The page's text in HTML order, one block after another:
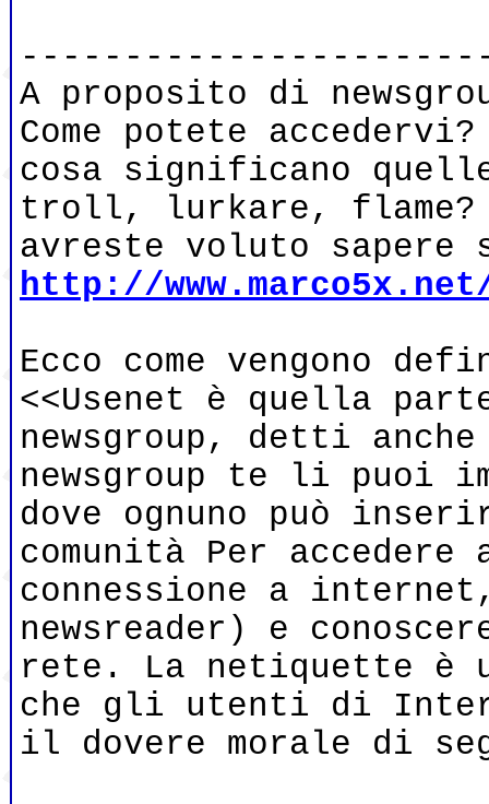
A proposito di
Come potete
cosa significano
troll, lurkare, flame?
avreste voluto sapere
http://
Ecco come vengono
<<Usenet è quella
newsgroup, detti
newsgroup te li puoi
dove ognuno può
comunità Per
connessione a
newsreader) e
rete. La netiquette è
che gli utenti di
il dovere morale di